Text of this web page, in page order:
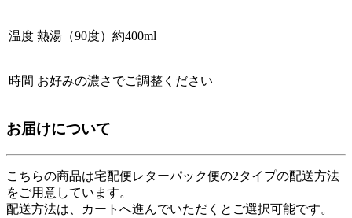
温度 熱湯（90度）約400ml
時間 お好みの濃さでご調整ください
お届けについて
こちらの商品は宅配便レターパック便の2タイプの配送方法
をご用意しています。
配送方法は、カートへ進んでいただくとご選択可能です。